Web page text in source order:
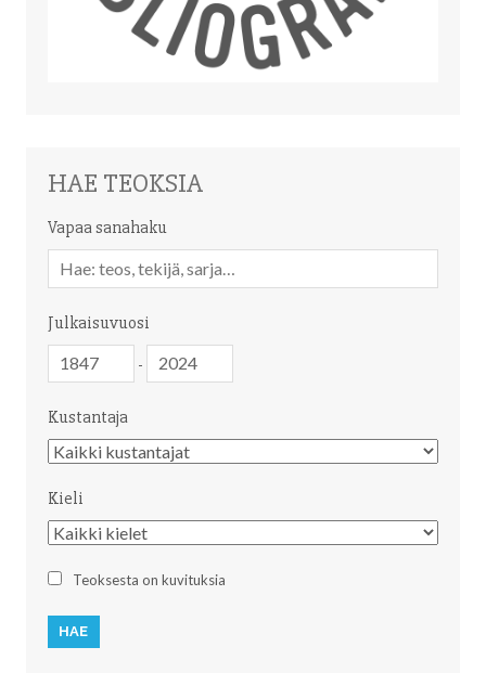
HAE TEOKSIA
Vapaa sanahaku
sanahaku
Julkaisuvuosi
-
Kustantaja
Kustantaja
Kieli
Kieli
Teoksesta on kuvituksia